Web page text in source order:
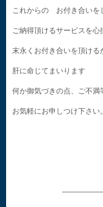
これからの お付き合いを
ご納得頂けるサービスを心
末永くお付き合いを頂ける
肝に命じてまいります
何か御気づきの点、ご不満
お気軽にお申しつけ下さい。